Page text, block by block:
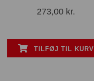
273,00 kr.
TILFØJ TIL KURV